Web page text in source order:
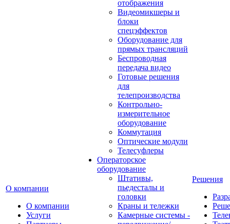
О компании
О компании
Услуги
отображения
Видеомикшеры и
блоки
спецэффектов
Оборудование для
прямых трансляций
Беспроводная
передача видео
Готовые решения
для
телепроизводства
Контрольно-
измерительное
оборудование
Коммутация
Оптические модули
Телесуфлеры
Операторское
оборудование
Штативы,
пьедесталы и
головки
Краны и тележки
Камерные системы -
Решения